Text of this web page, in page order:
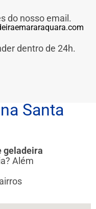
do nosso email.
dentro de 24h.
na Santa
geladeira
Além